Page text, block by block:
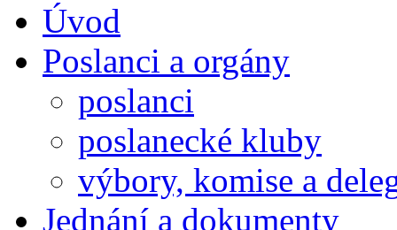
Úvod
Poslanci a orgány
poslanci
poslanecké kluby
výbory, komise a
Jednání a dokumenty